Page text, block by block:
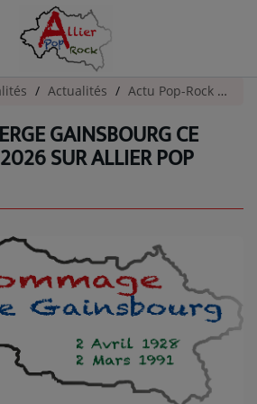
Actualités Actu Pop-Rock
GAINSBOURG CE
SUR ALLIER POP